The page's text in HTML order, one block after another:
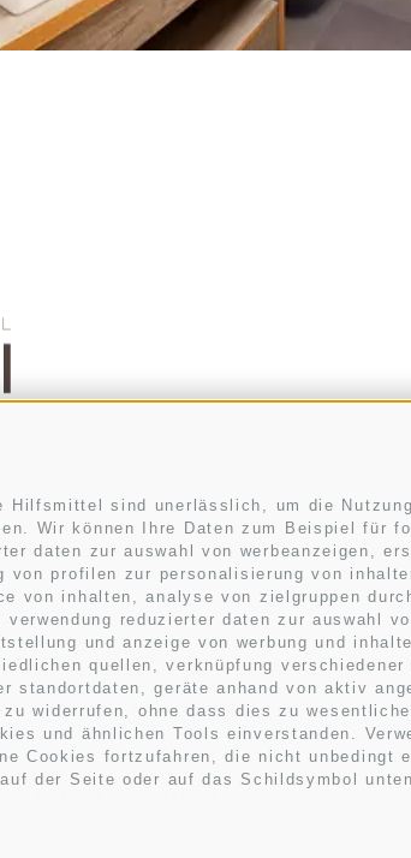
Hilfsmittel sind unerlässlich, um die
Wir können Ihre Daten zum Beispiel für
daten zur auswahl von werbeanzeigen,
profilen zur personalisierung von
von inhalten, analyse von zielgruppen
reduzierter daten zur auswahl
und anzeige von werbung und
quellen, verknüpfung verschiedener
standortdaten, geräte anhand von aktiv
widerrufen, ohne dass dies zu
und ähnlichen Tools einverstanden.
Cookies fortzufahren, die nicht unbedingt
der Seite oder auf das Schildsymbol
. Südtirol
hast. Ein Mountain Hotel, das Dir Erholung
Urlaub in allen Facetten.